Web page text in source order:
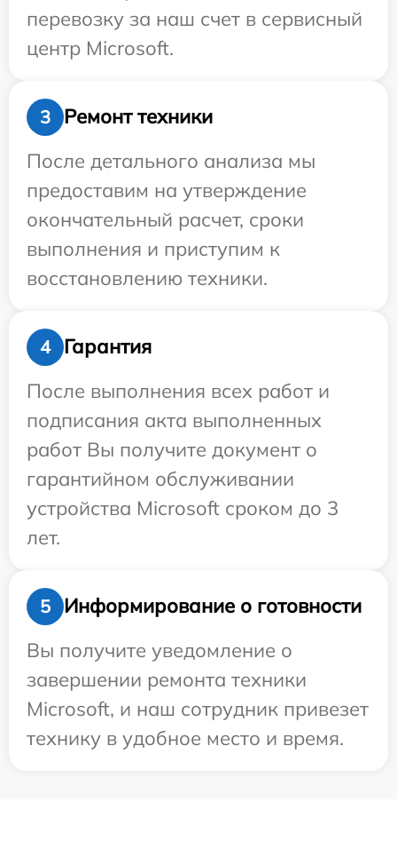
перевозку за наш счет в сервисный
центр Microsoft.
3
Ремонт техники
После детального анализа мы
предоставим на утверждение
окончательный расчет, сроки
выполнения и приступим к
восстановлению техники.
4
Гарантия
После выполнения всех работ и
подписания акта выполненных
работ Вы получите документ о
гарантийном обслуживании
устройства Microsoft сроком до 3
лет.
5
Информирование о готовности
Вы получите уведомление о
завершении ремонта техники
Microsoft, и наш сотрудник привезет
технику в удобное место и время.